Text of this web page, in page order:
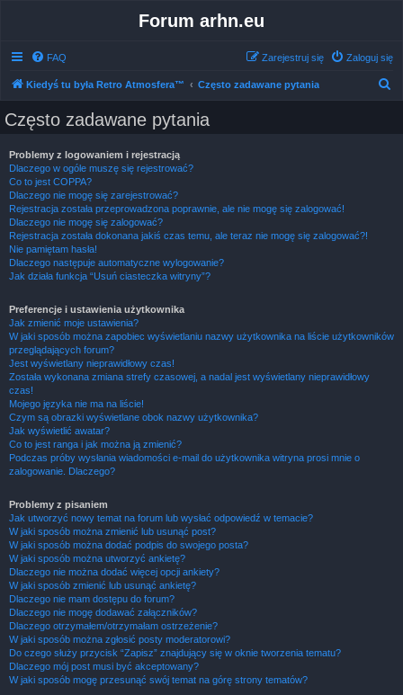
Forum arhn.eu
FAQ Zaloguj się
Zarejestruj się
Kiedyś tu była Retro Atmosfera™ Często zadawane pytania
Często zadawane pytania
Problemy z logowaniem i rejestracją
Dlaczego w ogóle muszę się rejestrować?
Co to jest COPPA?
Dlaczego nie mogę się zarejestrować?
Rejestracja została przeprowadzona poprawnie, ale nie mogę się zalogować!
Dlaczego nie mogę się zalogować?
Rejestracja została dokonana jakiś czas temu, ale teraz nie mogę się zalogować?!
Nie pamiętam hasła!
Dlaczego następuje automatyczne wylogowanie?
Jak działa funkcja “Usuń ciasteczka witryny”?
Preferencje i ustawienia użytkownika
Jak zmienić moje ustawienia?
W jaki sposób można zapobiec wyświetlaniu nazwy użytkownika na liście użytkowników
przeglądających forum?
Jest wyświetlany nieprawidłowy czas!
Została wykonana zmiana strefy czasowej, a nadal jest wyświetlany nieprawidłowy
czas!
Mojego języka nie ma na liście!
Czym są obrazki wyświetlane obok nazwy użytkownika?
Jak wyświetlić awatar?
Co to jest ranga i jak można ją zmienić?
Podczas próby wysłania wiadomości e-mail do użytkownika witryna prosi mnie o
zalogowanie. Dlaczego?
Problemy z pisaniem
Jak utworzyć nowy temat na forum lub wysłać odpowiedź w temacie?
W jaki sposób można zmienić lub usunąć post?
W jaki sposób można dodać podpis do swojego posta?
W jaki sposób można utworzyć ankietę?
Dlaczego nie można dodać więcej opcji ankiety?
W jaki sposób zmienić lub usunąć ankietę?
Dlaczego nie mam dostępu do forum?
Dlaczego nie mogę dodawać załączników?
Dlaczego otrzymałem/otrzymałam ostrzeżenie?
W jaki sposób można zgłosić posty moderatorowi?
Do czego służy przycisk “Zapisz” znajdujący się w oknie tworzenia tematu?
Dlaczego mój post musi być akceptowany?
W jaki sposób mogę przesunąć swój temat na górę strony tematów?